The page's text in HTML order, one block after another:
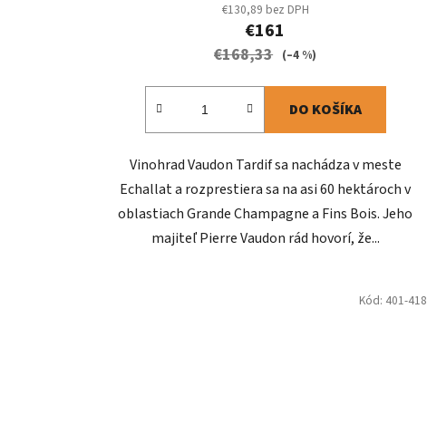
€130,89 bez DPH
€161
€168,33 (–4 %)
DO KOŠÍKA
Vinohrad Vaudon Tardif sa nachádza v meste
Echallat a rozprestiera sa na asi 60 hektároch v
oblastiach Grande Champagne a Fins Bois. Jeho
majiteľ Pierre Vaudon rád hovorí, že...
Kód: 401-418